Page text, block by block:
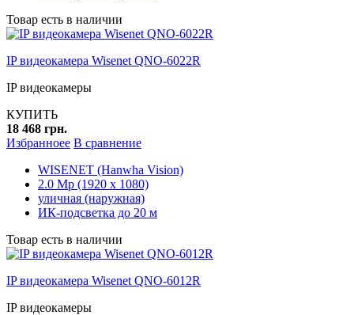
Товар есть в наличии
IP видеокамера Wisenet QNO-6022R
IP видеокамеры
КУПИТЬ
18 468 грн.
Избранноее В сравнение
WISENET (Hanwha Vision)
2.0 Mp (1920 x 1080)
уличная (наружная)
ИК-подсветка до 20 м
Товар есть в наличии
IP видеокамера Wisenet QNO-6012R
IP видеокамеры